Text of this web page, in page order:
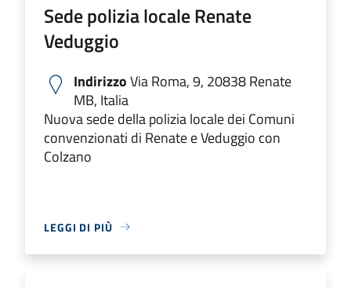
Sede polizia locale Renate
Veduggio
IndirizzoVia Roma, 9, 20838 Renate
MB, Italia
Nuova sede della polizia locale dei Comuni
convenzionati di Renate e Veduggio con
Colzano
LEGGI DI PIÙ